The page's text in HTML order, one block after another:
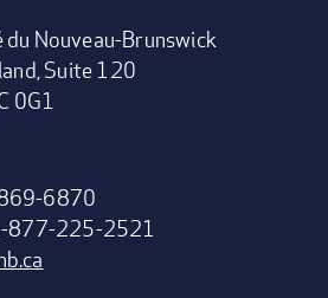
du Nouveau-Brunswick
Suite 120
0G1
6870
877-225-2521